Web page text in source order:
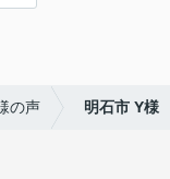
の声 明石市 Y様